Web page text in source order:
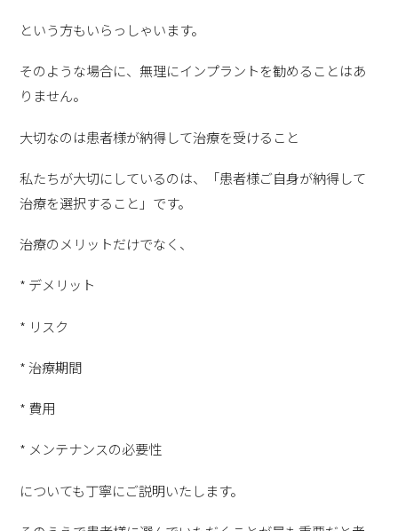
という方もいらっしゃいます。
そのような場合に、無理にインプラントを勧めることはあ
りません。
大切なのは患者様が納得して治療を受けること
私たちが大切にしているのは、「患者様ご自身が納得して
治療を選択すること」です。
治療のメリットだけでなく、
* デメリット
* リスク
* 治療期間
* 費用
* メンテナンスの必要性
についても丁寧にご説明いたします。